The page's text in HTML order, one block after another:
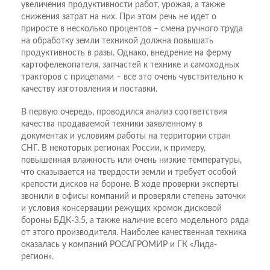
увеличения продуктивности работ, урожая, а также
снижения затрат на них. При этом речь не идет о
приросте в несколько процентов – смена ручного труда
на обработку земли техникой должна повышать
продуктивность в разы. Однако, внедрение на ферму
картофелекопателя, запчастей к технике и самоходных
тракторов с прицепами – все это очень чувствительно к
качеству изготовления и поставки.
В первую очередь, проводился анализ соответствия
качества продаваемой техники заявленному в
документах и условиям работы на территории стран
СНГ. В некоторых регионах России, к примеру,
повышенная влажность или очень низкие температуры,
что сказывается на твердости земли и требует особой
крепости дисков на бороне. В ходе проверки эксперты
звонили в офисы компаний и проверяли степень заточки
и условия консервации режущих кромок дисковой
бороны БДК-3.5, а также наличие всего модельного ряда
от этого производителя. Наиболее качественная техника
оказалась у компаний РОСАГРОМИР и ГК «Лида-
регион».